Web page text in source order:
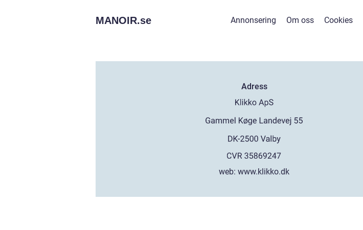
MANOIR.se Annonsering Om oss Cookies
Adress
web:www.klikko.dk